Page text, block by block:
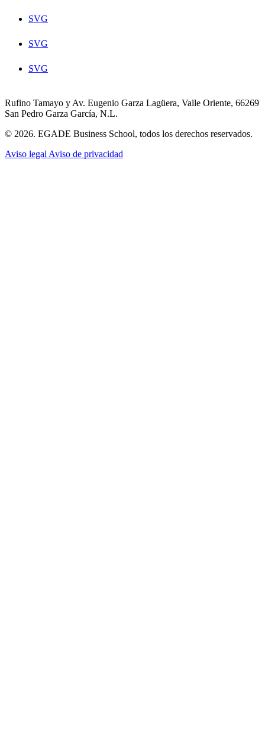
SVG
SVG
SVG
Rufino Tamayo y Av. Eugenio Garza Lagüera, Valle Oriente, 66269
San Pedro Garza García, N.L.
© 2026. EGADE Business School, todos los derechos reservados.
Aviso legal Aviso de privacidad